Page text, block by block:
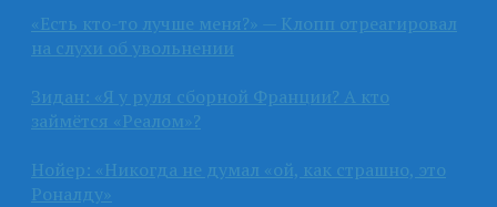
«Есть кто-то лучше меня?» — Клопп отреагировал
на слухи об увольнении
Зидан: «Я у руля сборной Франции? А кто
займётся «Реалом»?
Нойер: «Никогда не думал «ой, как страшно, это
Роналду»